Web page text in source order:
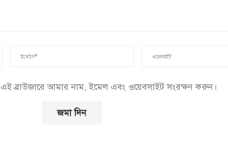
ব্রাউজারে আমার নাম, ইমেল এবং ওয়েবসাইট সংরক্ষণ করুন।